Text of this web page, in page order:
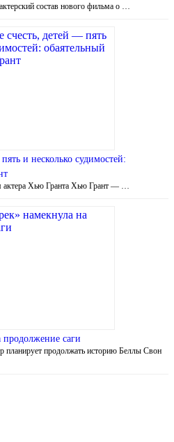
состав нового фильма о …
и несколько судимостей:
актера Хью Гранта Хью Грант — …
саги
планирует продолжать историю Беллы Свон